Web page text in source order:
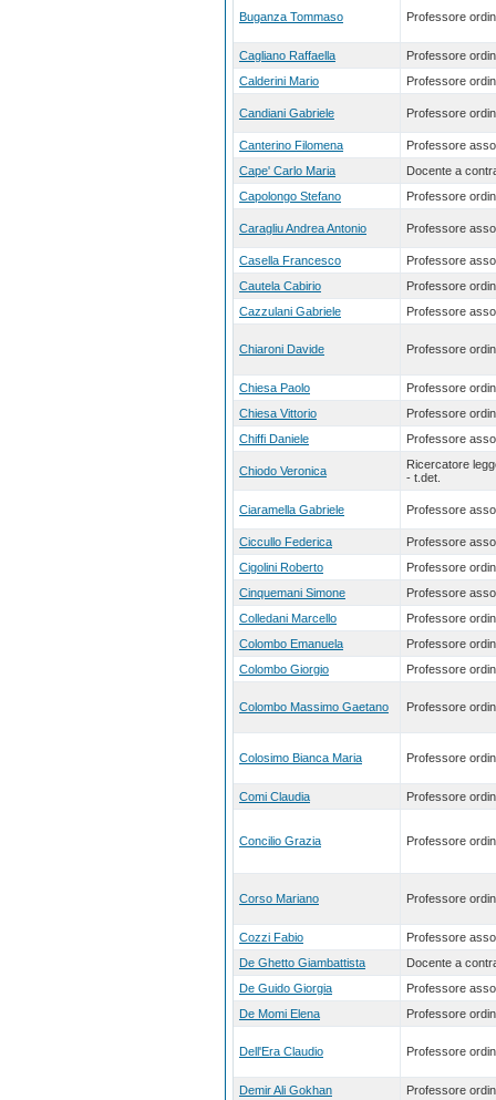
Buganza Tommaso Professore
Cagliano Raffaella
Professore
Calderini Mario
Professore
Candiani Gabriele Professore
Canterino Filomena
Professore
Cape' Carlo Maria
Docente a
Capolongo Stefano
Professore
Caragliu Andrea Antonio Professore
Casella Francesco
Professore
Cautela Cabirio
Professore
Cazzulani Gabriele
Professore
Chiaroni Davide Professore
Chiesa Paolo
Professore
Chiesa Vittorio
Professore
Chiffi Daniele
Professore
Chiodo Veronica
Ricercatore
- t.det.
Ciaramella Gabriele Professore
Ciccullo Federica
Professore
Cigolini Roberto
Professore
Cinquemani Simone
Professore
Colledani Marcello
Professore
Colombo Emanuela
Professore
Colombo Giorgio
Professore
Colombo Massimo Gaetano Professore
Colosimo Bianca Maria Professore
Comi Claudia Professore
Concilio Grazia Professore
Corso Mariano Professore
Cozzi Fabio
Professore
De Ghetto Giambattista
Docente a
De Guido Giorgia
Professore
De Momi Elena
Professore
Dell'Era Claudio Professore
Demir Ali Gokhan
Professore